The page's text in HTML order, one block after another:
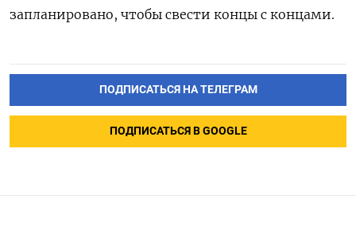
запланировано, чтобы свести концы с концами.
ПОДПИСАТЬСЯ НА ТЕЛЕГРАМ
ПОДПИСАТЬСЯ В GOOGLE